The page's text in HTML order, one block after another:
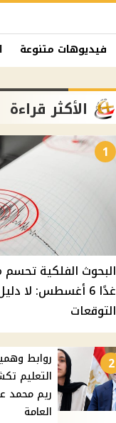
فيديوهات متنوعة
الأكثر قراءة
1
البحوث الفلكية تحسم
غدًا 6 أغسطس: لا
التوقعات
2
روابط
التعليم
العامة